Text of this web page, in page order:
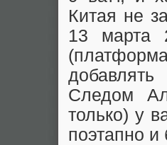
Китая не
13 марта
Следом
только) у
поэтапно и